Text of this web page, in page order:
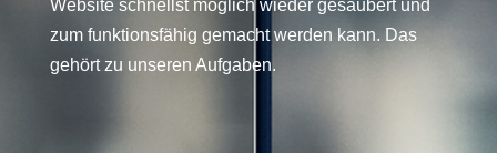
Website schnellst möglich wieder gesäubert und
zum funktionsfähig gemacht werden kann. Das
gehört zu unseren Aufgaben.